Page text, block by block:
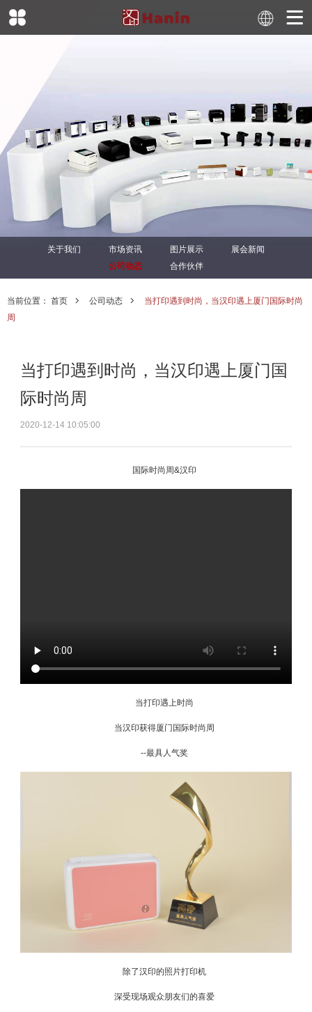
关于我们 市场资讯 图片展示
展会新闻
公司动态
合作伙伴
当前位置： 首页 公司动态
当打印遇到时尚，当汉印遇上厦门国际时尚
周
当打印遇到时尚，当汉印遇上厦门国
际时尚周
2020-12-14 10:05:00
国际时尚周&汉印
当打印遇上时尚
当汉印获得厦门国际时尚周
--最具人气奖
除了汉印的照片打印机
深受现场观众朋友们的喜爱